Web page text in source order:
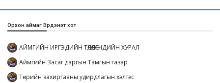
Орхон аймаг Эрдэнэт хот
АЙМГИЙН ИРГЭДИЙН ТӨЛӨӨЛӨГЧДИЙН ХУРАЛ
Аймгийн Засаг даргын Тамгын газар
Төрийн захиргааны удирдлагын хэлтэс